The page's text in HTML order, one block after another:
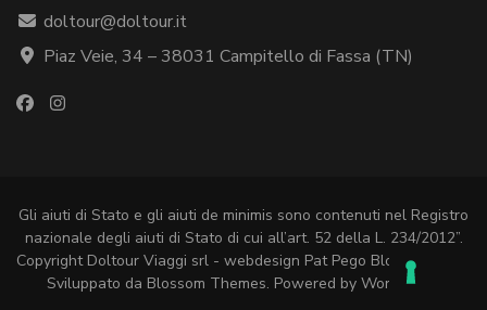
doltour@doltour.it
Piaz Veie, 34 – 38031 Campitello di Fassa (TN)
Gli aiuti di Stato e gli aiuti de minimis sono contenuti nel Registro
nazionale degli aiuti di Stato di cui all’art. 52 della L. 234/2012”.
Copyright Doltour Viaggi srl - webdesign Pat Pego Blossom Chic |
Sviluppato da Blossom Themes. Powered by WordPress